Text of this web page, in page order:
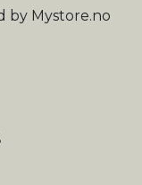
by Mystore.no